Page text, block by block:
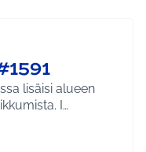
lisäisi alueen
virkistyskäyttöä ja asukkaiden liikkumista. I…